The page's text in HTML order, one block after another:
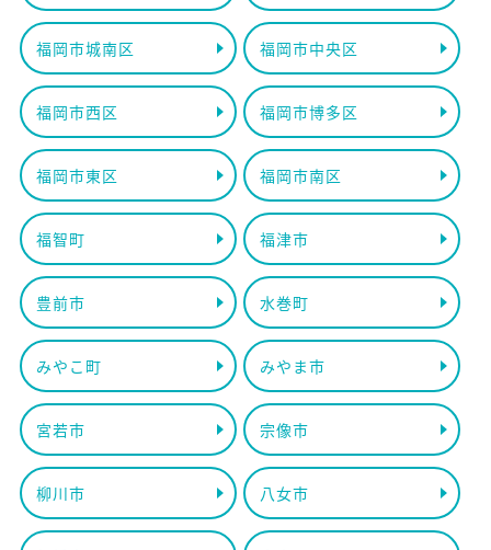
福岡市城南区 福岡市中央区
福岡市西区 福岡市博多区
福岡市東区 福岡市南区
福智町 福津市
豊前市 水巻町
みやこ町 みやま市
宮若市 宗像市
柳川市 八女市